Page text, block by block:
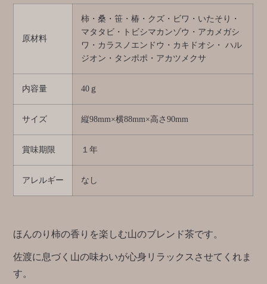
原材料
柿・桑・笹・椿・クズ・ビワ・いたそり・
マタタビ・トビシマカンゾウ・アカメガシ
ワ・カラスノエンドウ・カキドオシ・ ハル
ジオン・タンポポ・アカツメクサ
内容量 40ｇ
サイズ 縦98mm×横88mm×高さ90mm
賞味期限 １年
アレルギー なし
ほんのり柿の香りを楽しむ山のブレンド茶です。
佐渡に息づく山の味わいが心身リラックスさせてくれま
す。